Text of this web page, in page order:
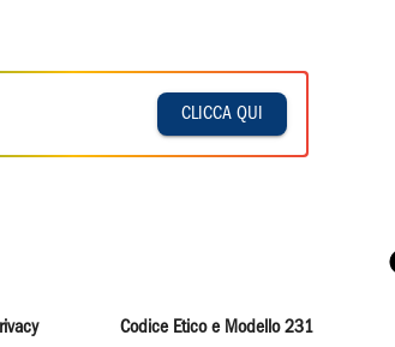
CLICCA QUI
Codice Etico e Modello 231